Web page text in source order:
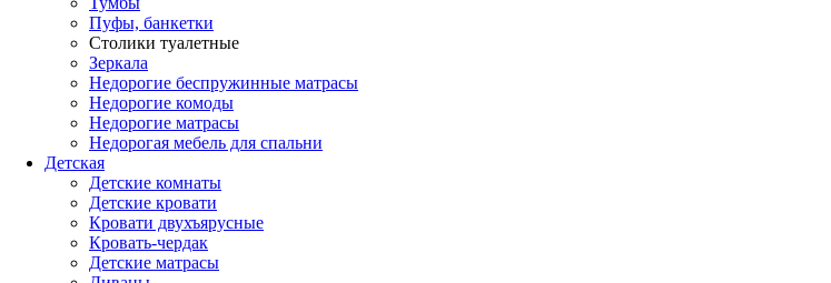
Пуфы, банкетки
Столики туалетные
Зеркала
Недорогие беспружинные матрасы
Недорогие комоды
Недорогие матрасы
Недорогая мебель для спальни
Детская
Детские комнаты
Детские кровати
Кровати двухъярусные
Кровать-чердак
Детские матрасы